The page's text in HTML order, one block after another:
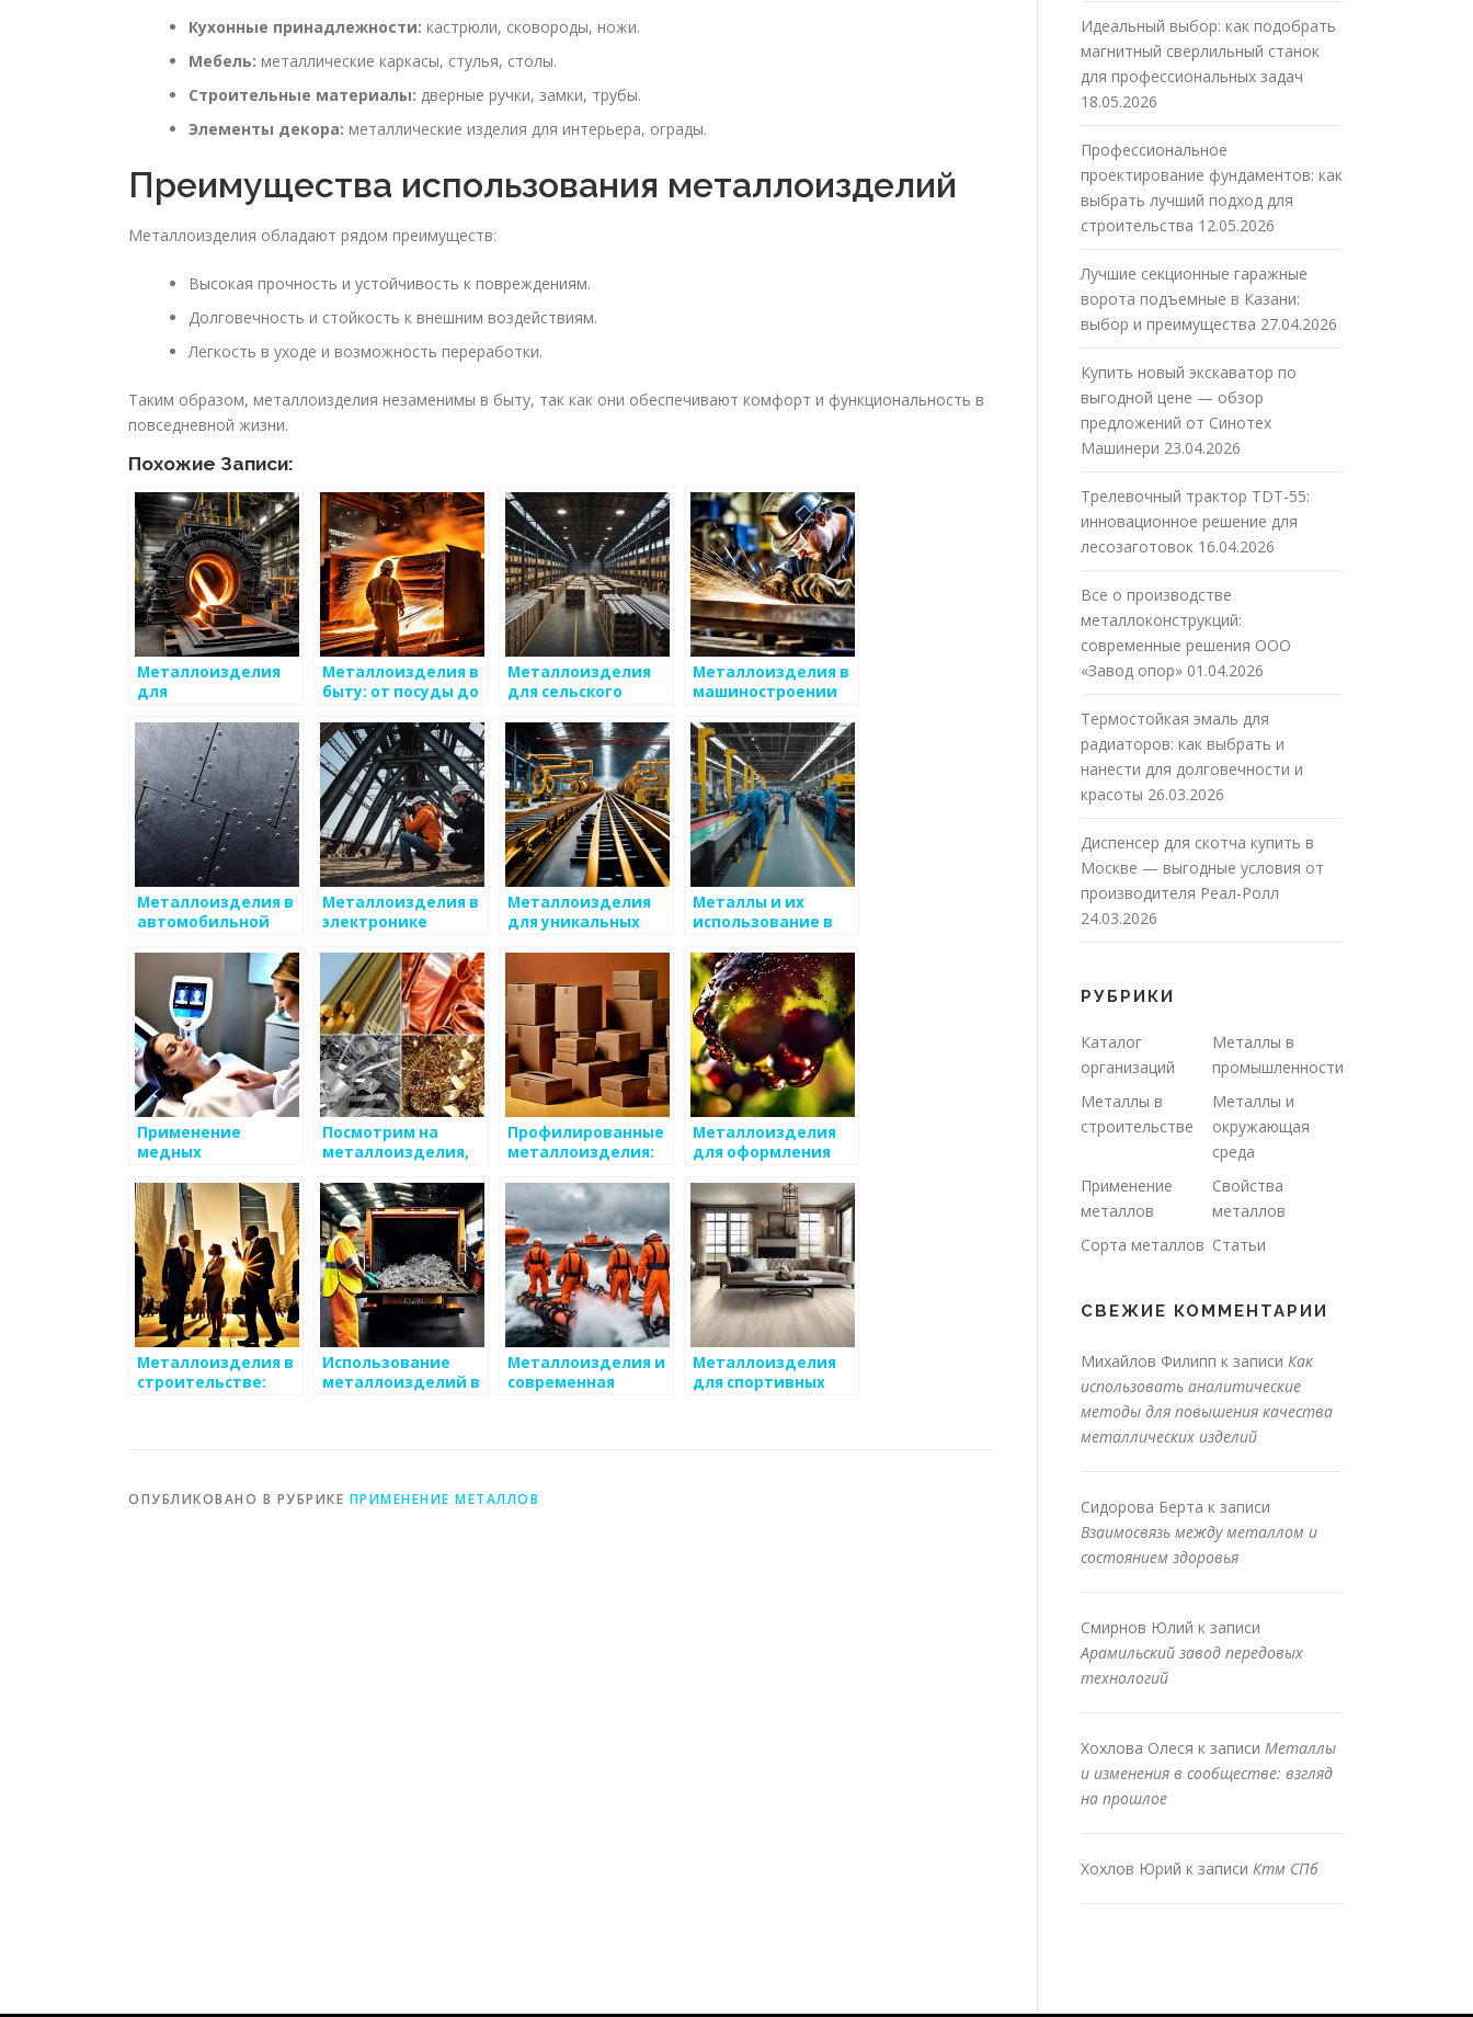
Кухонные принадлежности: кастрюли, сковороды, ножи.
Мебель: металлические каркасы, стулья, столы.
Строительные материалы: дверные ручки, замки, трубы.
Элементы декора: металлические изделия для интерьера, ограды.
Преимущества использования металлоизделий
Металлоизделия обладают рядом преимуществ:
Высокая прочность и устойчивость к повреждениям.
Долговечность и стойкость к внешним воздействиям.
Легкость в уходе и возможность переработки.
Таким образом, металлоизделия незаменимы в быту, так как они обеспечивают комфорт и функциональность в
повседневной жизни.
Похожие Записи:
Металлоизделия
для
оформления
Металлоизделия в
быту: от посуды до
Металлоизделия
для сельского
Металлоизделия в
машиностроении
Металлоизделия в
автомобильной
Металлоизделия в
электронике
Металлоизделия
для уникальных
Металлы и их
использование в
производстве
Применение
медных
быту
Посмотрим на
металлоизделия,
мир
Профилированные
металлоизделия:
особенности
Металлоизделия
для оформления
Металлоизделия в
строительстве:
Использование
металлоизделий в
Металлоизделия и
современная
Металлоизделия
для спортивных
ОПУБЛИКОВАНО В РУБРИКЕ ПРИМЕНЕНИЕ МЕТАЛЛОВ
Идеальный выбор: как подобрать
магнитный сверлильный станок
для профессиональных задач
18.05.2026
Профессиональное
проектирование фундаментов: как
выбрать лучший подход для
строительства 12.05.2026
Лучшие секционные гаражные
ворота подъемные в Казани:
выбор и преимущества 27.04.2026
Купить новый экскаватор по
выгодной цене — обзор
предложений от Синотех
Машинери 23.04.2026
Трелевочный трактор TDT-55:
инновационное решение для
лесозаготовок 16.04.2026
Все о производстве
металлоконструкций:
современные решения ООО
«Завод опор» 01.04.2026
Термостойкая эмаль для
радиаторов: как выбрать и
нанести для долговечности и
красоты 26.03.2026
Диспенсер для скотча купить в
Москве — выгодные условия от
производителя Реал-Ролл
24.03.2026
РУБРИКИ
Каталог
организаций
Металлы в
промышленности
Металлы в
строительстве
Металлы и
окружающая
среда
Применение
металлов
Свойства
металлов
Сорта металлов Статьи
СВЕЖИЕ КОММЕНТАРИИ
Михайлов Филипп к записи Как
использовать аналитические
методы для повышения качества
металлических изделий
Сидорова Берта к записи
Взаимосвязь между металлом и
состоянием здоровья
Смирнов Юлий к записи
Арамильский завод передовых
технологий
Хохлова Олеся к записи Металлы
и изменения в сообществе: взгляд
на прошлое
Хохлов Юрий к записи Ктм СПб